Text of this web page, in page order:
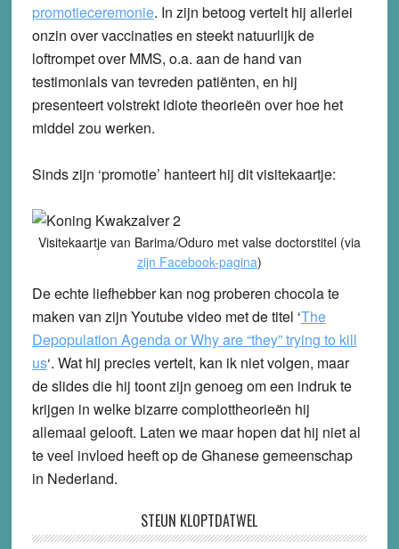
promotieceremonie. In zijn betoog vertelt hij allerlei
onzin over vaccinaties en steekt natuurlijk de
loftrompet over MMS, o.a. aan de hand van
testimonials van tevreden patiënten, en hij
presenteert volstrekt idiote theorieën over hoe het
middel zou werken.
Sinds zijn ‘promotie’ hanteert hij dit visitekaartje:
Visitekaartje van Barima/Oduro met valse doctorstitel (via
zijn Facebook-pagina)
De echte liefhebber kan nog proberen chocola te
maken van zijn Youtube video met de titel ‘The
Depopulation Agenda or Why are “they” trying to kill
us‘. Wat hij precies vertelt, kan ik niet volgen, maar
de slides die hij toont zijn genoeg om een indruk te
krijgen in welke bizarre complottheorieën hij
allemaal gelooft. Laten we maar hopen dat hij niet al
te veel invloed heeft op de Ghanese gemeenschap
in Nederland.
STEUN KLOPTDATWEL